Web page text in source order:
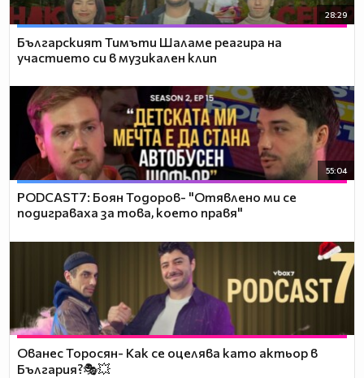
28:29
Българският Тимъти Шаламе реагира на
участието си в музикален клип
55:04
PODCAST7: ‪Боян Тодоров- "Отявлено ми се
подиграваха за това, което правя"
Ованес Торосян- Как се оцелява като актьор в
България?🎭💥